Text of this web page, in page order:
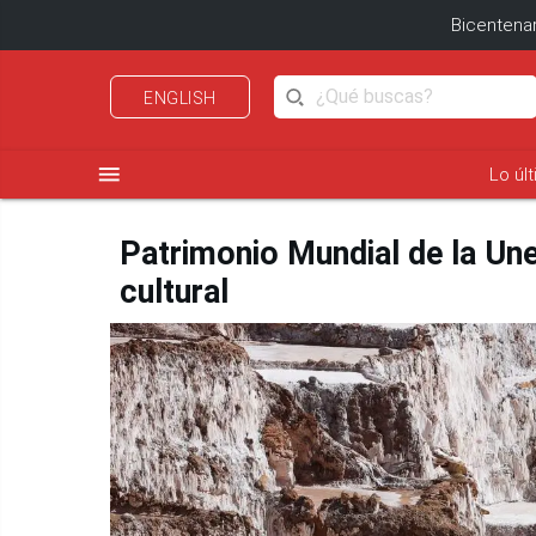
ENGLISH
menu Lo
Patrimonio Mundial de la
cultural